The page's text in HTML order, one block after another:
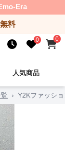
Era
料
0 0
人気商品
› Y2Kファッシ